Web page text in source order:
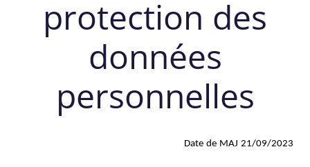
protection des
données
personnelles
Date de MAJ 21/09/2023